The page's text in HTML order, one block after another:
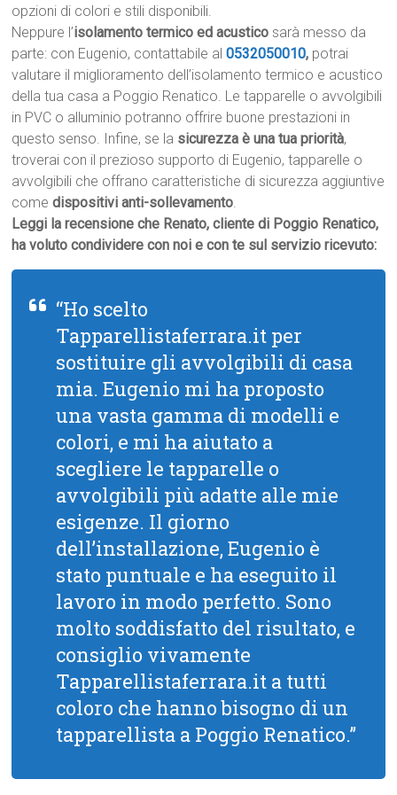
opzioni di colori e stili disponibili.
Neppure l’isolamento termico ed acustico sarà messo da
parte: con Eugenio, contattabile al0532050010, potrai
valutare il miglioramento dell’isolamento termico e acustico
della tua casa a Poggio Renatico. Le tapparelle o avvolgibili
in PVC o alluminio potranno offrire buone prestazioni in
questo senso. Infine, se la sicurezza è una tua priorità,
troverai con il prezioso supporto di Eugenio, tapparelle o
avvolgibili che offrano caratteristiche di sicurezza aggiuntive
comedispositivi anti-sollevamento.
Leggi la recensione che Renato, cliente di Poggio Renatico,
ha voluto condividere con noi e con te sul servizio ricevuto:
“Ho scelto
Tapparellistaferrara.it per
sostituire gli avvolgibili di casa
mia. Eugenio mi ha proposto
una vasta gamma di modelli e
colori, e mi ha aiutato a
scegliere le tapparelle o
avvolgibili più adatte alle mie
esigenze. Il giorno
dell’installazione, Eugenio è
stato puntuale e ha eseguito il
lavoro in modo perfetto. Sono
molto soddisfatto del risultato, e
consiglio vivamente
Tapparellistaferrara.it a tutti
coloro che hanno bisogno di un
tapparellista a Poggio Renatico.”